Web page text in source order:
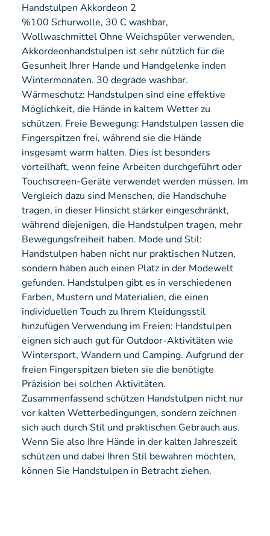
Handstulpen Akkordeon 2
%100 Schurwolle, 30 C washbar,
Wollwaschmittel Ohne Weichspüler verwenden,
Akkordeonhandstulpen ist sehr nützlich für die
Gesunheit Ihrer Hande und Handgelenke inden
Wintermonaten. 30 degrade washbar.
Wärmeschutz: Handstulpen sind eine effektive
Möglichkeit, die Hände in kaltem Wetter zu
schützen. Freie Bewegung: Handstulpen lassen die
Fingerspitzen frei, während sie die Hände
insgesamt warm halten. Dies ist besonders
vorteilhaft, wenn feine Arbeiten durchgeführt oder
Touchscreen-Geräte verwendet werden müssen. Im
Vergleich dazu sind Menschen, die Handschuhe
tragen, in dieser Hinsicht stärker eingeschränkt,
während diejenigen, die Handstulpen tragen, mehr
Bewegungsfreiheit haben. Mode und Stil:
Handstulpen haben nicht nur praktischen Nutzen,
sondern haben auch einen Platz in der Modewelt
gefunden. Handstulpen gibt es in verschiedenen
Farben, Mustern und Materialien, die einen
individuellen Touch zu Ihrem Kleidungsstil
hinzufügen Verwendung im Freien: Handstulpen
eignen sich auch gut für Outdoor-Aktivitäten wie
Wintersport, Wandern und Camping. Aufgrund der
freien Fingerspitzen bieten sie die benötigte
Präzision bei solchen Aktivitäten.
Zusammenfassend schützen Handstulpen nicht nur
vor kalten Wetterbedingungen, sondern zeichnen
sich auch durch Stil und praktischen Gebrauch aus.
Wenn Sie also Ihre Hände in der kalten Jahreszeit
schützen und dabei Ihren Stil bewahren möchten,
können Sie Handstulpen in Betracht ziehen.